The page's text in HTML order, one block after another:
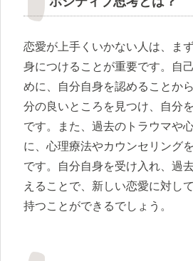
恋愛が上手くいかない人は、ま
身につけることが重要です。自
めに、自分自身を認めることか
分の良いところを見つけ、自分
です。また、過去のトラウマや
に、心理療法やカウンセリング
です。自分自身を受け入れ、過
えることで、新しい恋愛に対し
持つことができるでしょう。